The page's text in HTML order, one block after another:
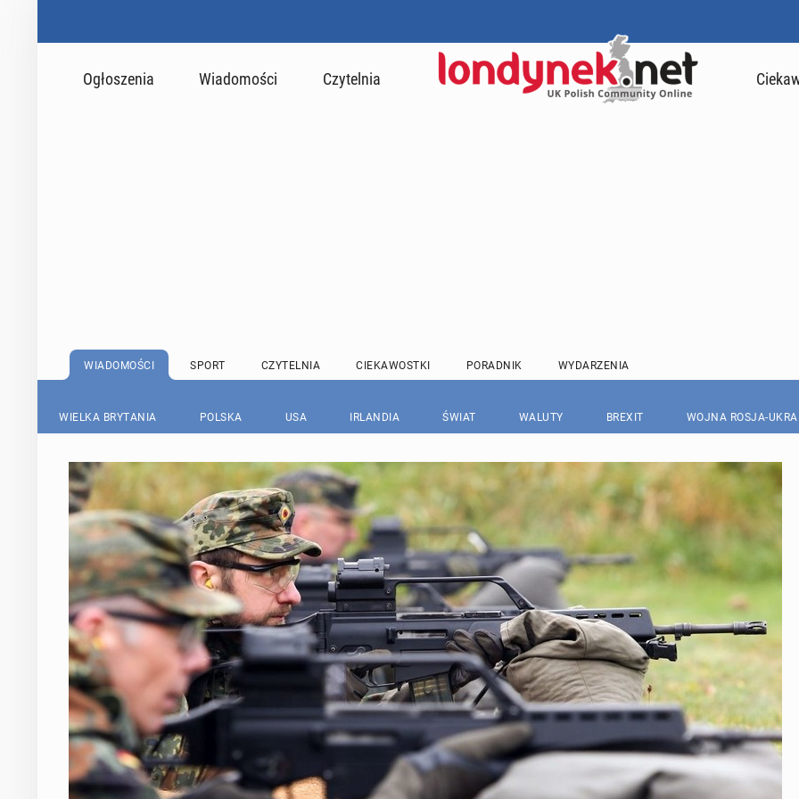
Ogłoszenia Wiadomości Czytelnia
WIADOMOŚCI SPORT CZYTELNIA CIEKAWOSTKI PORADNIK WYDARZENIA
WIELKA BRYTANIA POLSKA USA IRLANDIA ŚWIAT WALUTY BREXIT WOJNA ROSJA-